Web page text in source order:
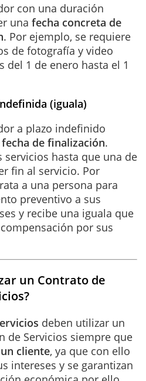
con una duración
una fecha concreta de
. Por ejemplo, se requiere
de fotografía y video
del 1 de enero hasta el 1
(iguala)
a plazo indefinido
de finalización.
servicios hasta que una de
fin al servicio. Por
a una persona para
preventivo a sus
y recibe una iguala que
por sus
un Contrato de
deben utilizar un
de Servicios siempre que
cliente, ya que con ello
intereses y se garantizan